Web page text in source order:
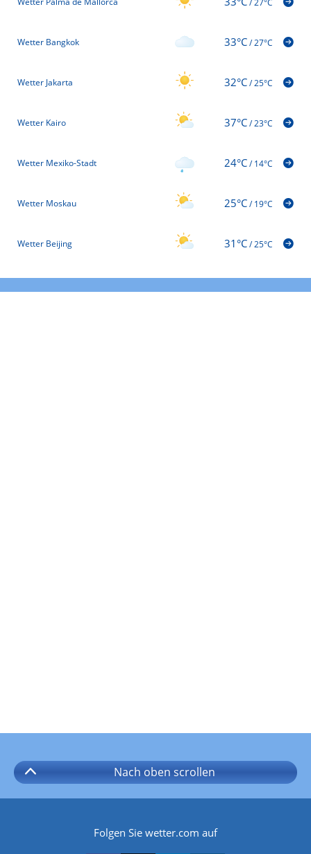
/27°C
Wetter Bangkok 33°C/27°C
Wetter Jakarta 32°C/25°C
Wetter Kairo 37°C/23°C
Wetter Mexiko-Stadt 24°C/14°C
Wetter Moskau 25°C/19°C
Wetter Beijing 31°C/25°C
Nach oben scrollen
Folgen Sie wetter.com auf